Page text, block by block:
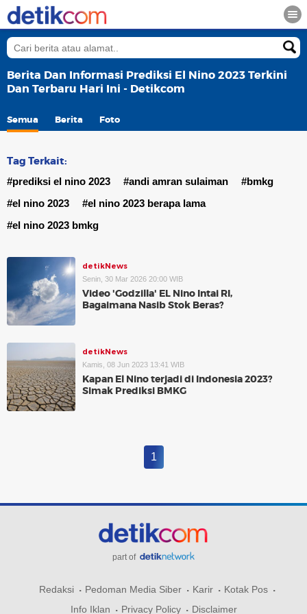
Berita Dan Informasi Prediksi El Nino 2023 Terkini
Dan Terbaru Hari Ini - Detikcom
Semua Berita Foto
Tag Terkait:
#prediksi el nino 2023 #andi amran sulaiman
#bmkg
#el nino 2023
#el nino 2023 berapa lama
#el nino 2023 bmkg
detikNews
Senin, 30 Mar 2026 20:00 WIB
Video 'Godzilla' EL Nino Intai RI,
Bagaimana Nasib Stok Beras?
detikNews
Kamis, 08 Jun 2023 13:41 WIB
Kapan El Nino terjadi di Indonesia 2023?
Simak Prediksi BMKG
1
part of
Redaksi Pedoman Media Siber Karir
Kotak Pos
Info Iklan
Privacy Policy Disclaimer